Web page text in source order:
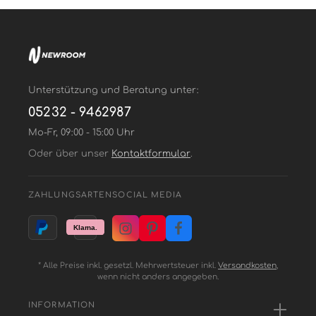
Unterstützung und Beratung unter:
05232 - 9462987
Mo-Fr, 09:00 - 15:00 Uhr
Oder über unser Kontaktformular.
ZAHLUNGSARTEN SOCIAL MEDIA
* Alle Preise inkl. gesetzl. Mehrwertsteuer inkl. Versandkosten,
wenn nicht anders angegeben.
INFORMATION